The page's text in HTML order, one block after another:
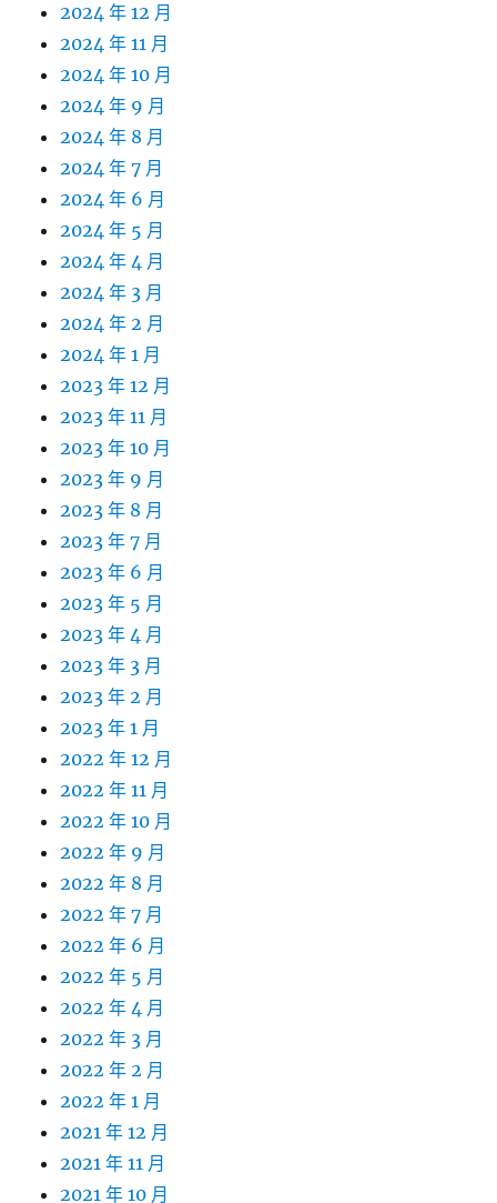
2024 年 12 月
2024 年 11 月
2024 年 10 月
2024 年 9 月
2024 年 8 月
2024 年 7 月
2024 年 6 月
2024 年 5 月
2024 年 4 月
2024 年 3 月
2024 年 2 月
2024 年 1 月
2023 年 12 月
2023 年 11 月
2023 年 10 月
2023 年 9 月
2023 年 8 月
2023 年 7 月
2023 年 6 月
2023 年 5 月
2023 年 4 月
2023 年 3 月
2023 年 2 月
2023 年 1 月
2022 年 12 月
2022 年 11 月
2022 年 10 月
2022 年 9 月
2022 年 8 月
2022 年 7 月
2022 年 6 月
2022 年 5 月
2022 年 4 月
2022 年 3 月
2022 年 2 月
2022 年 1 月
2021 年 12 月
2021 年 11 月
2021 年 10 月